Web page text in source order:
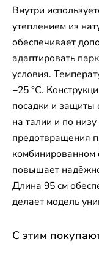
Внутри
утеплением из
обеспечивает
адаптировать
условия.
−25 °C.
посадки и защиты
на талии и по
предотвращения
повышает
Длина 95 см
делает модель
С этим